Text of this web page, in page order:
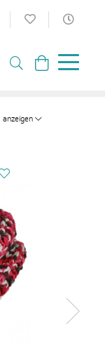
anzeigen
Weiter